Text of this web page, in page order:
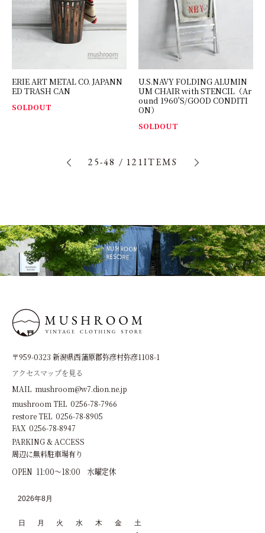
ERIE ART METAL CO. JAPANN
ED TRASH CAN
SOLDOUT
U.S.NAVY FOLDING ALUMIN
UM CHAIR with STENCIL（Ar
ound 1960'S/GOOD CONDITI
ON）
SOLDOUT
25-48 / 121ITEMS
〒959-0323 新潟県西蒲原郡弥彦村弥彦1108-1
アクセスマップを見る
MAIL mushroom@w7.dion.ne.jp
mushroom TEL 0256-78-7966
restore TEL 0256-78-8905
FAX 0256-78-8947
PARKING & ACCESS
周辺に無料駐車場有り
OPEN 11:00～18:00 水曜定休
2026年8月
日 月 火 水 木 金
土